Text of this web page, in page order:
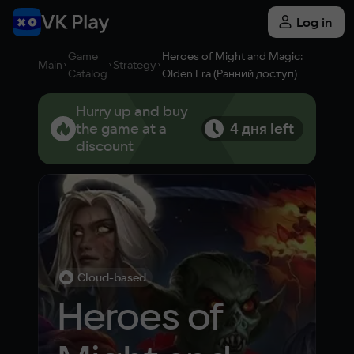
Log in
Main
Game
Catalog
Strategy
Heroes of Might and Magic:
Olden Era (Ранний доступ)
Hurry up and buy
the game at a
discount
4 дня left
Cloud-based
Heroes of